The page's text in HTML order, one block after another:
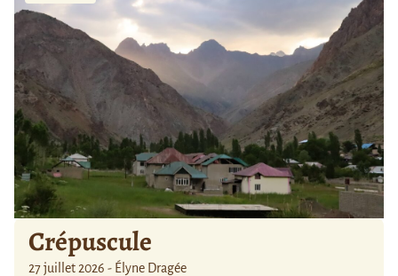
Crépuscule
27 juillet 2026 - Élyne Dragée